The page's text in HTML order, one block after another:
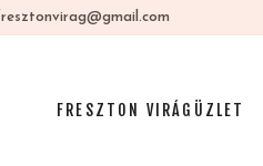
FRESZTON VIRÁGÜZLET